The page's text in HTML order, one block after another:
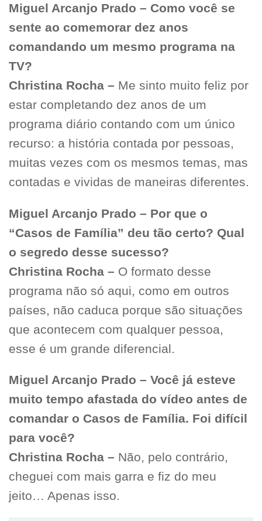
Miguel Arcanjo Prado – Como você se
sente ao comemorar dez anos
comandando um mesmo programa na
TV?
Christina Rocha – Me sinto muito feliz por
estar completando dez anos de um
programa diário contando com um único
recurso: a história contada por pessoas,
muitas vezes com os mesmos temas, mas
contadas e vividas de maneiras diferentes.
Miguel Arcanjo Prado – Por que o
“Casos de Família” deu tão certo? Qual
o segredo desse sucesso?
Christina Rocha – O formato desse
programa não só aqui, como em outros
países, não caduca porque são situações
que acontecem com qualquer pessoa,
esse é um grande diferencial.
Miguel Arcanjo Prado – Você já esteve
muito tempo afastada do vídeo antes de
comandar o Casos de Família. Foi difícil
para você?
Christina Rocha – Não, pelo contrário,
cheguei com mais garra e fiz do meu
jeito… Apenas isso.